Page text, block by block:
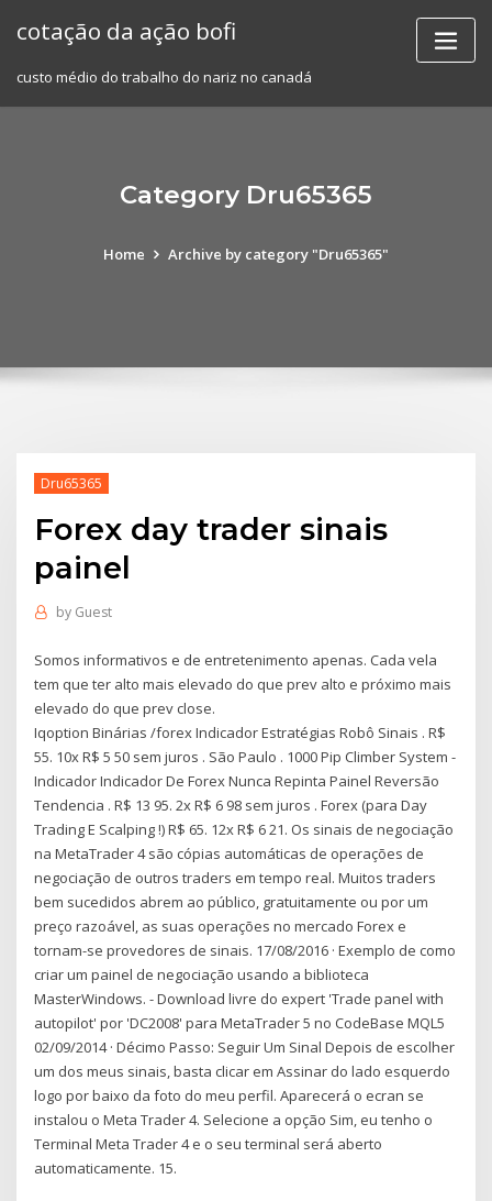
cotação da ação bofi
custo médio do trabalho do nariz no canadá
Category Dru65365
Home Archive by category "Dru65365"
Dru65365
Forex day trader sinais
painel
by Guest
Somos informativos e de entretenimento apenas. Cada vela
tem que ter alto mais elevado do que prev alto e próximo mais
elevado do que prev close.
Iqoption Binárias /forex Indicador Estratégias Robô Sinais . R$
55. 10x R$ 5 50 sem juros . São Paulo . 1000 Pip Climber System -
Indicador Indicador De Forex Nunca Repinta Painel Reversão
Tendencia . R$ 13 95. 2x R$ 6 98 sem juros . Forex (para Day
Trading E Scalping !) R$ 65. 12x R$ 6 21. Os sinais de negociação
na MetaTrader 4 são cópias automáticas de operações de
negociação de outros traders em tempo real. Muitos traders
bem sucedidos abrem ao público, gratuitamente ou por um
preço razoável, as suas operações no mercado Forex e
tornam-se provedores de sinais. 17/08/2016 · Exemplo de como
criar um painel de negociação usando a biblioteca
MasterWindows. - Download livre do expert 'Trade panel with
autopilot' por 'DC2008' para MetaTrader 5 no CodeBase MQL5
02/09/2014 · Décimo Passo: Seguir Um Sinal Depois de escolher
um dos meus sinais, basta clicar em Assinar do lado esquerdo
logo por baixo da foto do meu perfil. Aparecerá o ecran se
instalou o Meta Trader 4. Selecione a opção Sim, eu tenho o
Terminal Meta Trader 4 e o seu terminal será aberto
automaticamente. 15.